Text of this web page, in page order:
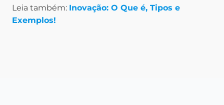
Leia também: Inovação: O Que é, Tipos e
Exemplos!